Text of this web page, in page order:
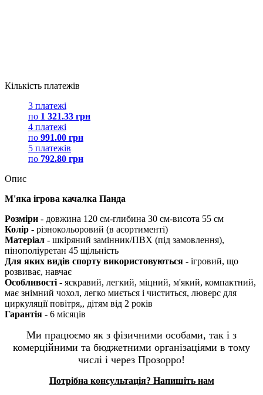
Кількість платежів
3 платежі
по 1 321.33 грн
4 платежі
по 991.00 грн
5 платежів
по 792.80 грн
Опис
М'яка ігрова качалка Панда
Розміри - довжина 120 см-глибина 30 см-висота 55 см
Колір - різнокольоровий (в асортименті)
Матеріал - шкіряний замінник/ПВХ (під замовлення),
пінополіуретан 45 щільність
Для яких видів спорту використовуються - ігровий, що
розвиває, навчає
Особливості - яскравий, легкий, міцний, м'який, компактний,
має знімний чохол, легко миється і чиститься, люверс для
циркуляції повітря,, дітям від 2 років
Гарантія - 6 місяців
Ми працюємо як з фізичними особами, так і з
комерційними та бюджетними організаціями в тому
числі і через Прозорро!
Потрібна консультація? Напишіть нам